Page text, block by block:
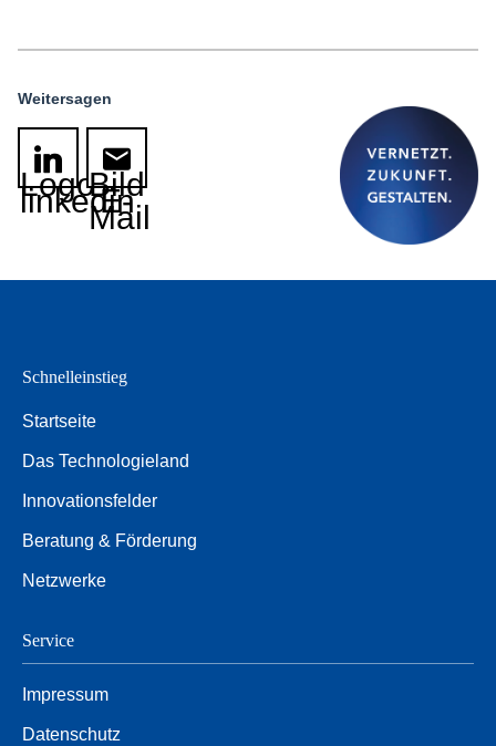
Weitersagen
Logo
linkedin
Bild
E-
Mail
Schnelleinstieg
Startseite
Das Technologieland
Innovationsfelder
Beratung & Förderung
Netzwerke
Service
Impressum
Datenschutz